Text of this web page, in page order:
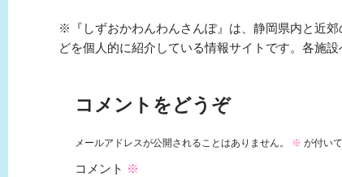
※『しずおかわんわんさんぽ』は、静岡県内と近
どを個人的に紹介している情報サイトです。各施
コメントをどうぞ
メールアドレスが公開されることはありません。 ※ が付い
コメント ※